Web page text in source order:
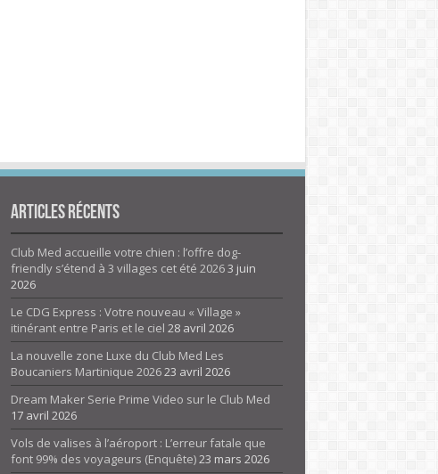
Articles Récents
Club Med accueille votre chien : l’offre dog-
friendly s’étend à 3 villages cet été 20263 juin
2026
Le CDG Express : Votre nouveau « Village »
itinérant entre Paris et le ciel 28 avril 2026
La nouvelle zone Luxe du Club Med Les
Boucaniers Martinique 202623 avril 2026
Dream Maker Serie Prime Video sur le Club Med
17 avril 2026
Vols de valises à l’aéroport : L’erreur fatale que
font 99% des voyageurs (Enquête)23 mars 2026